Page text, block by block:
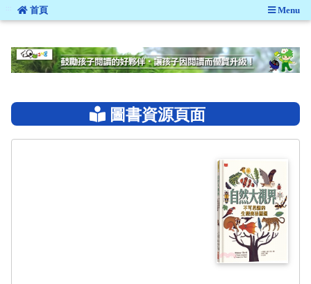
::: 首頁 Menu
圖書資源頁面